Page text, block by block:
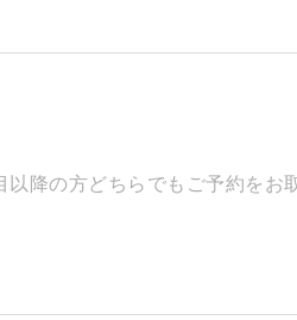
降の方どちらでもご予約をお